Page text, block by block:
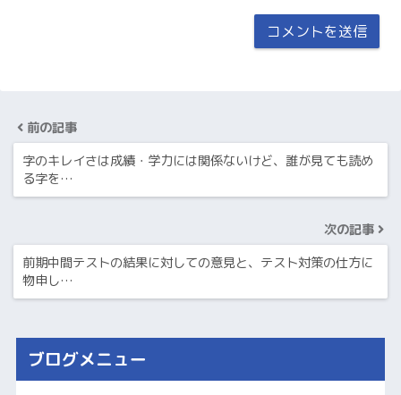
前の記事
字のキレイさは成績・学力には関係ないけど、誰が見ても読め
る字を…
次の記事
前期中間テストの結果に対しての意見と、テスト対策の仕方に
物申し…
ブログメニュー